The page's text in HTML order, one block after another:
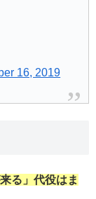
16, 2019
る」代役はま